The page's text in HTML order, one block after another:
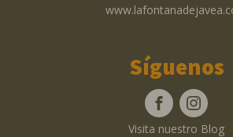
Síguenos
Visita nuestro Blog